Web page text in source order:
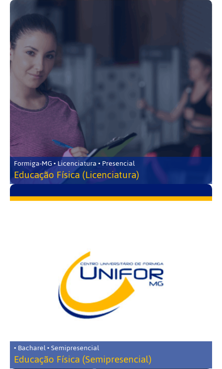
Formiga-MG • Licenciatura • Presencial
Educação Física (Licenciatura)
• Bacharel • Semipresencial
Educação Física (Semipresencial)